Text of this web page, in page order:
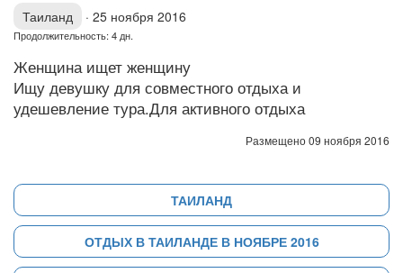
Таиланд · 25 ноября 2016
Продолжительность: 4 дн.
Женщина ищет женщину
Ищу девушку для совместного отдыха и
удешевление тура.Для активного отдыха
Размещено 09 ноября 2016
ТАИЛАНД
ОТДЫХ В ТАИЛАНДЕ В НОЯБРЕ 2016